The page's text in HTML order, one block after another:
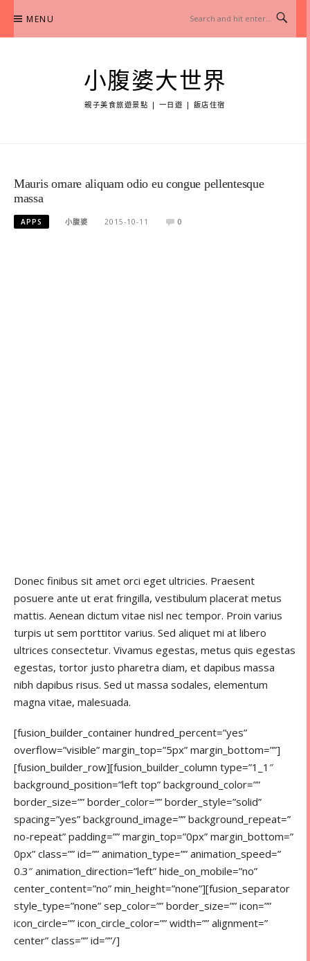
content
MENU
小腹婆大世界
親子美食旅遊景點 | 一日遊 | 飯店住宿
Mauris ornare aliquam odio eu congue pellentesque
massa
APPS 小腹婆 2015-10-11 0
Donec finibus sit amet orci eget ultricies. Praesent
posuere ante ut erat fringilla, vestibulum placerat metus
mattis. Aenean dictum vitae nisl nec tempor. Proin varius
turpis ut sem porttitor varius. Sed aliquet mi at libero
ultrices consectetur. Vivamus egestas, metus quis egestas
egestas, tortor justo pharetra diam, et dapibus massa
nibh dapibus risus. Sed ut massa sodales, elementum
magna vitae, malesuada.
[fusion_builder_container hundred_percent=”yes”
overflow=”visible” margin_top=”5px” margin_bottom=””]
[fusion_builder_row][fusion_builder_column type=”1_1″
background_position=”left top” background_color=””
border_size=”” border_color=”” border_style=”solid”
spacing=”yes” background_image=”” background_repeat=”
no-repeat” padding=”” margin_top=”0px” margin_bottom=”
0px” class=”” id=”” animation_type=”” animation_speed=”
0.3″ animation_direction=”left” hide_on_mobile=”no”
center_content=”no” min_height=”none”][fusion_separator
style_type=”none” sep_color=”” border_size=”” icon=””
icon_circle=”” icon_circle_color=”” width=”” alignment=”
center” class=”” id=””/]